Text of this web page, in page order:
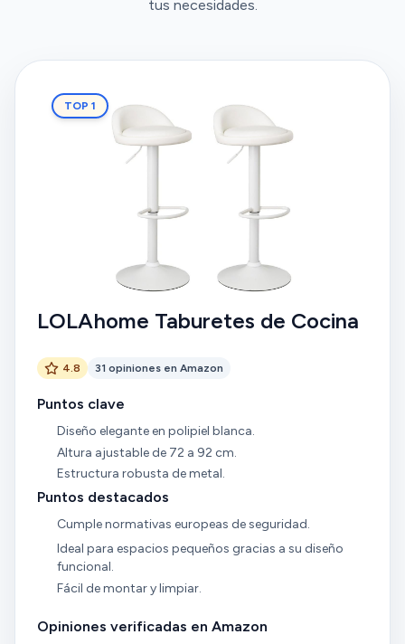
tus necesidades.
TOP 1
LOLAhome Taburetes de Cocina
4.8 31 opiniones en Amazon
Puntos clave
Diseño elegante en polipiel blanca.
Altura ajustable de 72 a 92 cm.
Estructura robusta de metal.
Puntos destacados
Cumple normativas europeas de seguridad.
Ideal para espacios pequeños gracias a su diseño
funcional.
Fácil de montar y limpiar.
Opiniones verificadas en Amazon